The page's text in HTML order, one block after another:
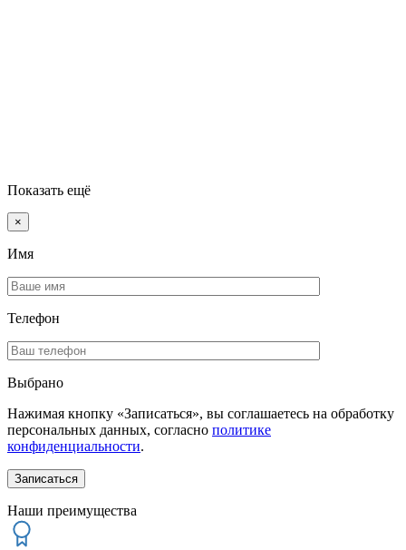
Показать ещё
×
Имя
Телефон
Выбрано
Нажимая кнопку «Записаться», вы соглашаетесь на обработку
персональных данных, согласно политике
конфиденциальности.
Наши преимущества